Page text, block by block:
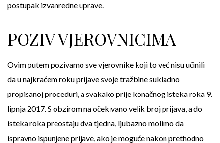
postupak izvanredne uprave.
POZIV VJEROVNICIMA
Ovim putem pozivamo sve vjerovnike koji to već nisu učinili
da u najkraćem roku prijave svoje tražbine sukladno
propisanoj proceduri, a svakako prije konačnog isteka roka 9.
lipnja 2017. S obzirom na očekivano velik broj prijava, a do
isteka roka preostaju dva tjedna, ljubazno molimo da
ispravno ispunjene prijave, ako je moguće nakon prethodno